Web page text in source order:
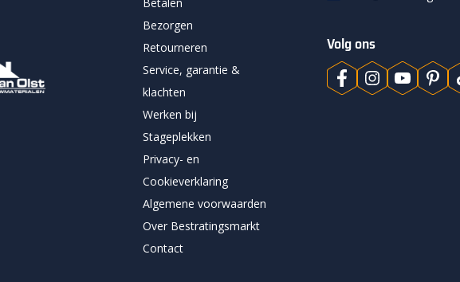
Bezorgen
Retourneren
Service, garantie &
klachten
Werken bij
Stageplekken
Privacy- en
Cookieverklaring
Algemene voorwaarden
Over Bestratingsmarkt
Contact
Volg ons